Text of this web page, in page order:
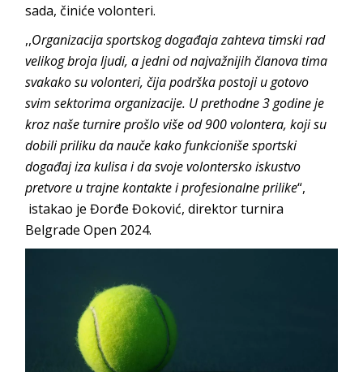
sada, činiće volonteri.
,,Organizacija sportskog događaja zahteva timski rad
velikog broja ljudi, a jedni od najvažnijih članova tima
svakako su volonteri, čija podrška postoji u gotovo
svim sektorima organizacije. U prethodne 3 godine je
kroz naše turnire prošlo više od 900 volontera, koji su
dobili priliku da nauče kako funkcioniše sportski
događaj iza kulisa i da svoje volontersko iskustvo
pretvore u trajne kontakte i profesionalne prilike“,
istakao je Đorđe Đoković, direktor turnira
Belgrade Open 2024.